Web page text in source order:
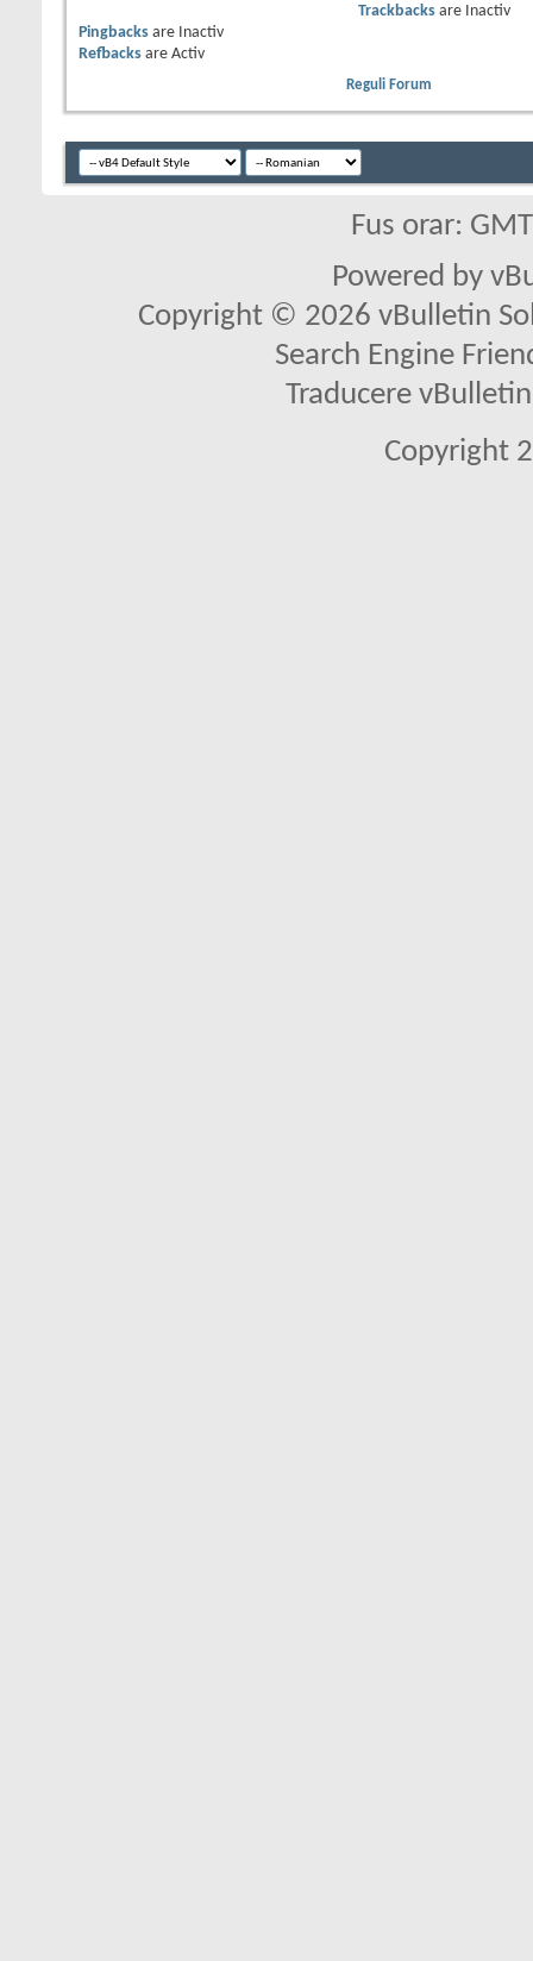
Trackbacksare
Inactiv
Pingbacks are
Inactiv
Refbacks are Activ
Reguli Forum
Fus orar:
Powered by
Copyright © 2026 vBulletin
Search Engine
Traducere
Copyright